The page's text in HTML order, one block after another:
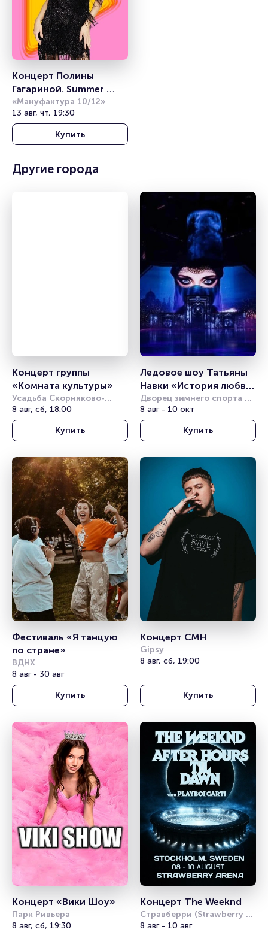
Концерт Полины
Гагариной. Summer
Sound
«Мануфактура 10/12»
13 авг, чт, 19:30
Купить
Другие города
Концерт группы
«Комната культуры»
Усадьба Скорняково-
Архангельское
8 авг, сб, 18:00
Купить
Ледовое шоу Татьяны
Навки «История любви
Шахерезады»
Дворец зимнего спорта
Айсберг (Сочи)
8 авг - 10 окт
Купить
Фестиваль «Я танцую
по стране»
ВДНХ
8 авг - 30 авг
Купить
Концерт CMH
Gipsy
8 авг, сб, 19:00
Купить
Концерт «Вики Шоу»
Парк Ривьера
8 авг, сб, 19:30
Концерт The Weeknd
Стравберри (Strawberry
Arena)
8 авг - 10 авг